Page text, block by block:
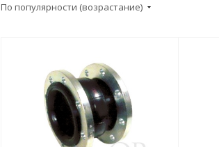
По популярности (возрастание)